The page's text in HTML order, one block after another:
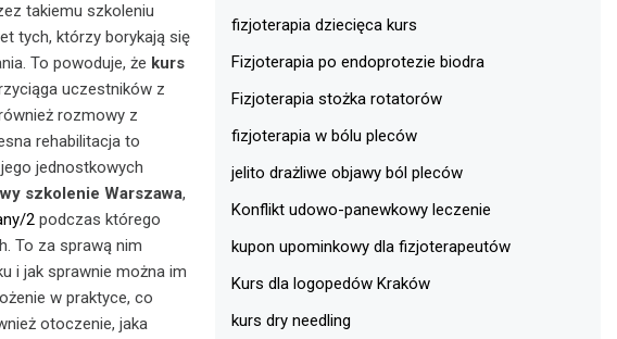
takiemu szkoleniu
tych, którzy borykają się
To powoduje, że kurs
uczestników z
rozmowy z
rehabilitacja to
jednostkowych
szkolenie Warszawa,
2 podczas którego
To za sprawą nim
i jak sprawnie można im
w praktyce, co
otoczenie, jaka
fizjoterapia dziecięca kurs
Fizjoterapia po endoprotezie biodra
Fizjoterapia stożka rotatorów
fizjoterapia w bólu pleców
jelito drażliwe objawy ból pleców
Konflikt udowo-panewkowy leczenie
kupon upominkowy dla fizjoterapeutów
Kurs dla logopedów Kraków
kurs dry needling